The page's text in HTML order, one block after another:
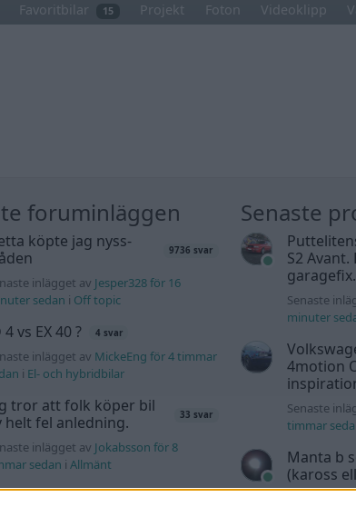
Favoritbilar 15 Projekt Foton Videoklipp
foruminläggen
köpte jag nyss-
9736 svar
inlägget av Jesper328 för 16
sedan i Off topic
4 vs EX 40 ? 4 svar
inlägget av MickeEng för 4 timmar
i El- och hybridbilar
tror att folk köper bil
helt fel anledning.
33 svar
inlägget av Jokabsson för 8
sedan iAllmänt
Mustang e Mac 2023
Senaste
S2 Avant.
garagefix.
Senaste
minuter
4motion
Senaste
timmar
Manta b
(kaross